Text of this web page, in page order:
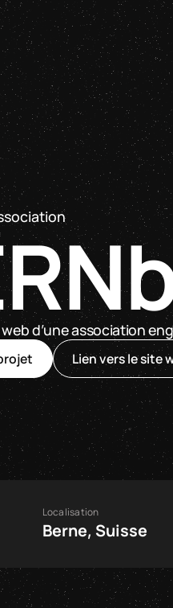
d’une association
Lien vers le site
Localisation
Berne, Suisse